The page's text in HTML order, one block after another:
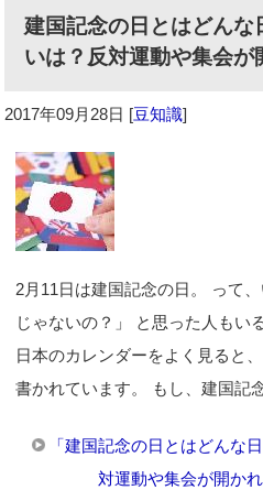
建国記念の日とはどんな
いは？反対運動や集会が
2017年09月28日 [豆知識]
2月11日は建国記念の日。 って
じゃないの？」 と思った人もい
日本のカレンダーをよく見ると
書かれています。 もし、建国記
「建国記念の日とはどんな
対運動や集会が開か